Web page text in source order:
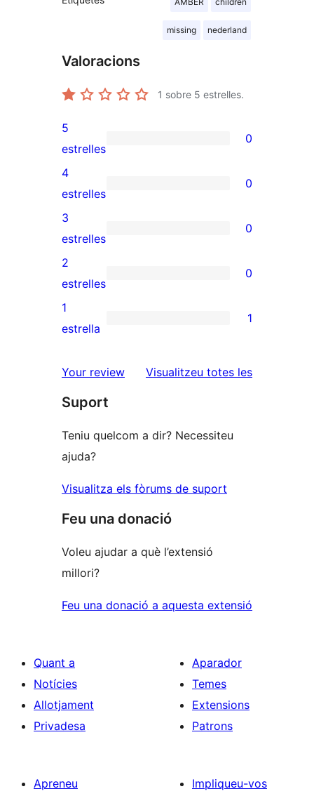
missing nederland
Valoracions
1 sobre 5 estrelles.
0
valoracions
de
5
estrelles
5
estrelles
0
0
valoracions
de
4
estrelles
4
estrelles
0
0
valoracions
de
3
estrelles
3
estrelles
0
0
valoracions
de
estrelles
2
estrelles
0
1
de
estrelles
1
estrella
1
Your review Visualitzeu totes lesressenyes
Suport
Teniu quelcom a dir? Necessiteu
ajuda?
Visualitza els fòrums de suport
Feu una donació
Voleu ajudar a què l’extensió
millori?
Feu una donació a aquesta extensió
Quant a
Notícies
Allotjament
Privadesa
Aparador
Temes
Extensions
Patrons
Apreneu
Impliqueu-vos